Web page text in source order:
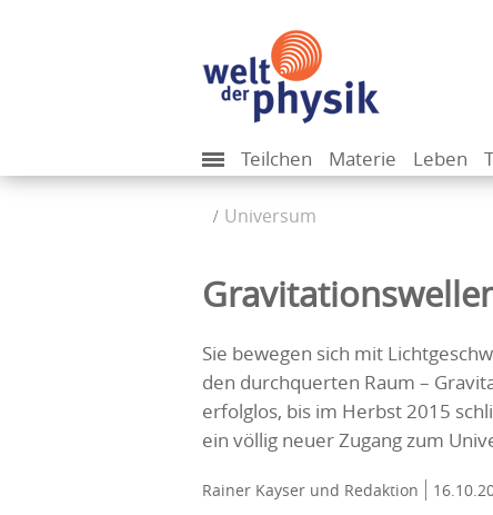
Teilchen Materie Leben
Universum
Sie bewegen sich mit
den durchquerten Raum –
erfolglos, bis im Herbst 2015
ein völlig neuer Zugang zum
Rainer Kayser und Redaktion